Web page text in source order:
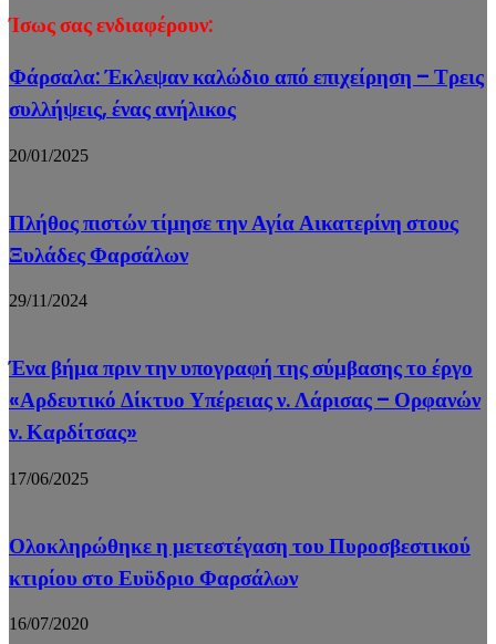
Ίσως σας ενδιαφέρουν:
Φάρσαλα: Έκλεψαν καλώδιο από επιχείρηση – Τρεις
συλλήψεις, ένας ανήλικος
20/01/2025
Πλήθος πιστών τίμησε την Αγία Αικατερίνη στους
Ξυλάδες Φαρσάλων
29/11/2024
Ένα βήμα πριν την υπογραφή της σύμβασης το έργο
«Αρδευτικό Δίκτυο Υπέρειας ν. Λάρισας – Ορφανών
ν. Καρδίτσας»
17/06/2025
Ολοκληρώθηκε η μετεστέγαση του Πυροσβεστικού
κτιρίου στο Ευϋδριο Φαρσάλων
16/07/2020